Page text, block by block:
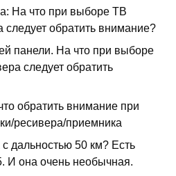
На что при выборе ТВ
следует обратить внимание?
панели. На что при выборе
следует обратить
обратить внимание при
ресивера/приемника
дальностью 50 км? Есть
И она очень необычная.